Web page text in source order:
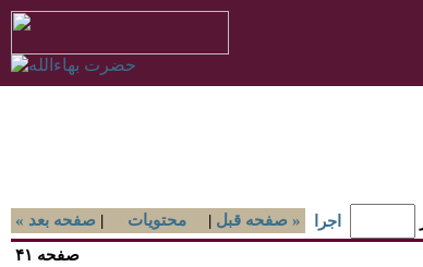
« صفحه بعد | محتويات | صفحه قبل »
اجرا